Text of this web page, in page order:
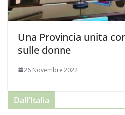
Una Provincia unita
sulle donne
26 Novembre 2022
Dall’Italia